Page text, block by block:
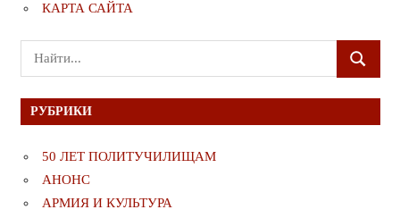
КАРТА САЙТА
Поиск
для:
ПОИСК
РУБРИКИ
50 ЛЕТ ПОЛИТУЧИЛИЩАМ
АНОНС
АРМИЯ И КУЛЬТУРА